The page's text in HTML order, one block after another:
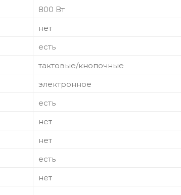
800 Вт
нет
есть
тактовые/кнопочные
электронное
есть
нет
нет
есть
нет